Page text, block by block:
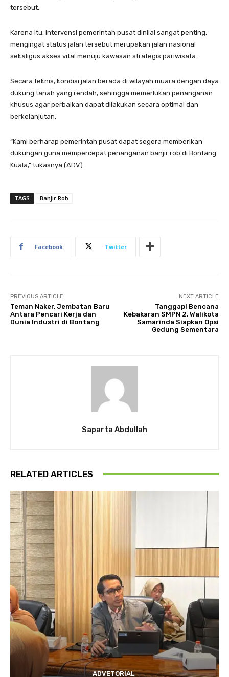
tersebut.
Karena itu, intervensi pemerintah pusat dinilai sangat penting,
mengingat status jalan tersebut merupakan jalan nasional
sekaligus akses vital menuju kawasan strategis pariwisata.
Secara teknis, kondisi jalan berada di wilayah muara dengan daya
dukung tanah yang rendah, sehingga memerlukan penanganan
khusus agar perbaikan dapat dilakukan secara optimal dan
berkelanjutan.
“Kami berharap pemerintah pusat dapat segera memberikan
dukungan guna mempercepat penanganan banjir rob di Bontang
Kuala,” tukasnya.(ADV)
TAGS Banjir Rob
Facebook Twitter
PREVIOUS ARTICLE
Teman Naker, Jembatan Baru
Antara Pencari Kerja dan
Dunia Industri di Bontang
NEXT ARTICLE
Tanggapi Bencana
Kebakaran SMPN 2, Walikota
Samarinda Siapkan Opsi
Gedung Sementara
Saparta Abdullah
RELATED ARTICLES
ADVETORIAL